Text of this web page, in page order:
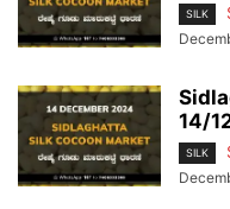
SILK
14/
SILK